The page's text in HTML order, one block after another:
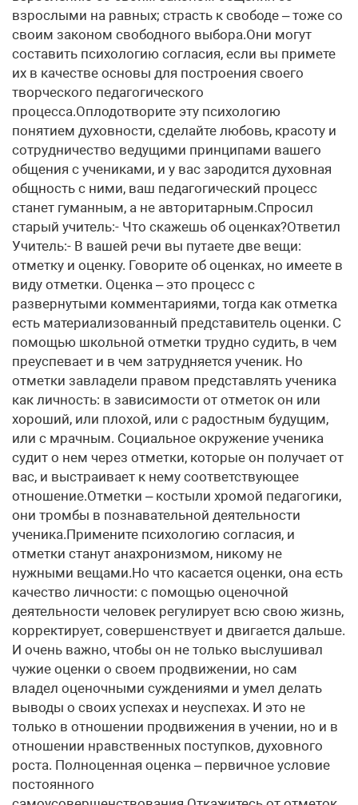
взрослыми на равных; страсть к свободе – тоже со
своим законом свободного выбора.Они могут
составить психологию согласия, если вы примете
их в качестве основы для построения своего
творческого педагогического
процесса.Оплодотворите эту психологию
понятием духовности, сделайте любовь, красоту и
сотрудничество ведущими принципами вашего
общения с учениками, и у вас зародится духовная
общность с ними, ваш педагогический процесс
станет гуманным, а не авторитарным.Спросил
старый учитель:- Что скажешь об оценках?Ответил
Учитель:- В вашей речи вы путаете две вещи:
отметку и оценку. Говорите об оценках, но имеете в
виду отметки. Оценка – это процесс с
развернутыми комментариями, тогда как отметка
есть материализованный представитель оценки. С
помощью школьной отметки трудно судить, в чем
преуспевает и в чем затрудняется ученик. Но
отметки завладели правом представлять ученика
как личность: в зависимости от отметок он или
хороший, или плохой, или с радостным будущим,
или с мрачным. Социальное окружение ученика
судит о нем через отметки, которые он получает от
вас, и выстраивает к нему соответствующее
отношение.Отметки – костыли хромой педагогики,
они тромбы в познавательной деятельности
ученика.Примените психологию согласия, и
отметки станут анахронизмом, никому не
нужными вещами.Но что касается оценки, она есть
качество личности: с помощью оценочной
деятельности человек регулирует всю свою жизнь,
корректирует, совершенствует и двигается дальше.
И очень важно, чтобы он не только выслушивал
чужие оценки о своем продвижении, но сам
владел оценочными суждениями и умел делать
выводы о своих успехах и неуспехах. И это не
только в отношении продвижения в учении, но и в
отношении нравственных поступков, духовного
роста. Полноценная оценка – первичное условие
постоянного